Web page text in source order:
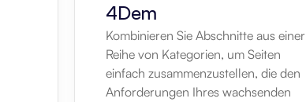
4Dem
Kombinieren Sie Abschnitte aus einer
Reihe von Kategorien, um Seiten
einfach zusammenzustellen, die den
Anforderungen Ihres wachsenden